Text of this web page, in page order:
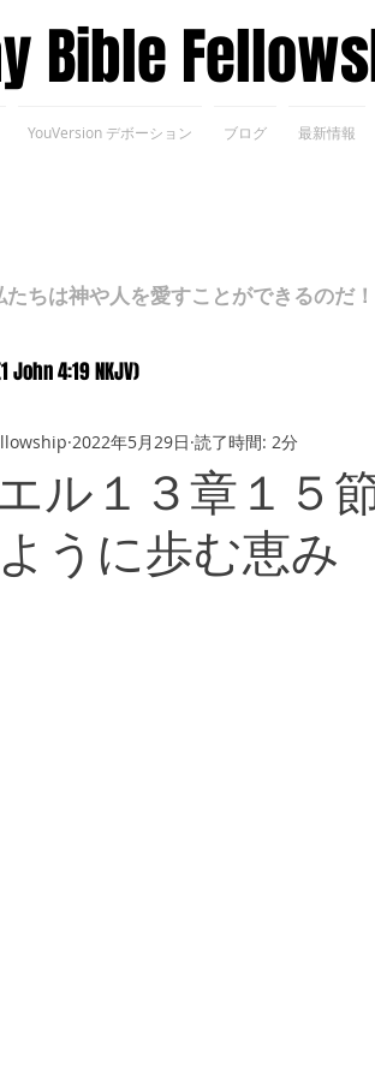
Bible
YouVersion デボーション ブログ 最新情報
ちは神や人を愛すことができるのだ！
John 4:19 NKJV)
ル１３章１５
うに歩む恵み
2022年5月29日 読了時間: 2分